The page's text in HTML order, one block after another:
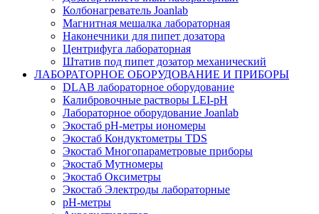
Колбонагреватель Joanlab
Магнитная мешалка лабораторная
Наконечники для пипет дозатора
Центрифуга лабораторная
Штатив под пипет дозатор механический
ЛАБОРАТОРНОЕ ОБОРУДОВАНИЕ И ПРИБОРЫ
DLAB лабораторное оборудование
Калибровочные растворы LEI-pH
Лабораторное оборудование Joanlab
Экостаб pH-метры иономеры
Экостаб Кондуктометры TDS
Экостаб Многопараметровые приборы
Экостаб Мутномеры
Экостаб Оксиметры
Экостаб Электроды лабораторные
pH-метры